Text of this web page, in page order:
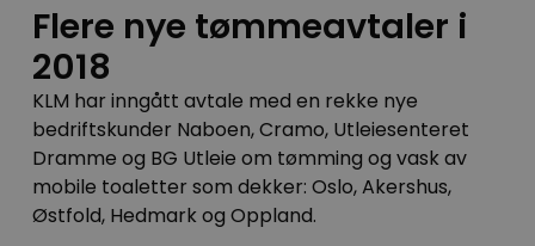
Flere nye tømmeavtaler i
2018
KLM har inngått avtale med en rekke nye
bedriftskunder Naboen, Cramo, Utleiesenteret
Dramme og BG Utleie om tømming og vask av
mobile toaletter som dekker: Oslo, Akershus,
Østfold, Hedmark og Oppland.